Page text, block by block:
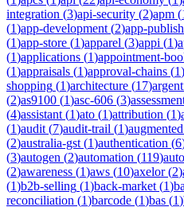
integration (3)api-security (2)apm (
(1)app-development (2)app-
(1)app-store (1)apparel (3)appi (1)
(1)applications (1)appointment-
(1)appraisals (1)approval-chains (1)
shopping (1)architecture (17)
(2)as9100 (1)asc-606 (3)
(4)assistant (1)ato (1)attribution (1)
(1)audit (7)audit-trail (1)augmented
(2)australia-gst (1)authentication (6
(3)autogen (2)automation (119)
(2)awareness (1)aws (10)axelor(2)
(1)b2b-selling (1)back-market (1)
reconciliation (1)barcode (1)bas (1)